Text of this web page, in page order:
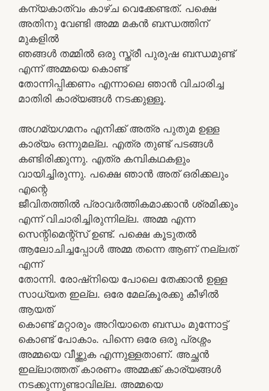
കന്യകാത്വം കാഴ്ച വെക്കേണ്ടത്. പക്ഷെ
അതിനു വേണ്ടി അമ്മ മകന്‍ ബന്ധത്തിന്
മുകളില്‍
ഞങ്ങള്‍ തമ്മില്‍ ഒരു സ്ത്രീ പുരുഷ ബന്ധമുണ്ട്
എന്ന്‍ അമ്മയെ കൊണ്ട്
തോന്നിപ്പിക്കണം എന്നാലെ ഞാന്‍ വിചാരിച്ച
മാതിരി കാര്യങ്ങള്‍ നടക്കുള്ളൂ.
അഗമ്യഗമനം എനിക്ക് അത്ര പുതുമ ഉള്ള
കാര്യം ഒന്നുമല്ല. എത്ര തുണ്ട് പടങ്ങൾ
കണ്ടിരിക്കുന്നു. എത്ര കമ്പികഥകളും
വായിച്ചിരുന്നു. പക്ഷെ ഞാൻ അത് ഒരിക്കലും
എന്റെ
ജീവിതത്തിൽ പ്രാവർത്തികമാക്കാൻ ശ്രമിക്കും
എന്ന് വിചാരിച്ചിരുന്നില്ല. അമ്മ എന്ന
സെന്റിമെന്റ്സ് ഉണ്ട്. പക്ഷെ കൂടുതൽ
ആലോചിച്ചപ്പോൾ അമ്മ തന്നെ ആണ് നല്ലത്
എന്ന്
തോന്നി. രോഷ്നിയെ പോലെ തേക്കാൻ ഉള്ള
സാധ്യത ഇല്ല. ഒരേ മേല്കൂരക്കു കീഴിൽ
ആയത്
കൊണ്ട് മറ്റാരും അറിയാതെ ബന്ധം മുന്നോട്ട്
കൊണ്ട് പോകാം. പിന്നെ ഒരേ ഒരു പ്രശ്നം
അമ്മയെ വീഴ്ത്തുക എന്നുള്ളതാണ്. അച്ഛൻ
ഇല്ലാത്തത് കാരണം അമ്മക്ക് കാര്യങ്ങൾ
നടക്കുന്നുണ്ടാവില്ല. അമ്മയെ